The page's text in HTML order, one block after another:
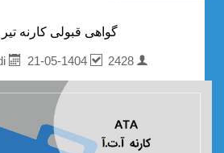
گواهی قبولی کارنه
mirsaberi mahdi
21-05-1404 2428